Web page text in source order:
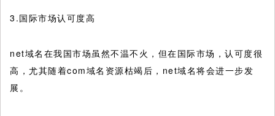
3.国际市场认可度高
net域名在我国市场虽然不温不火，但在国际市场，认可度很
高，尤其随着com域名资源枯竭后，net域名将会进一步发
展。